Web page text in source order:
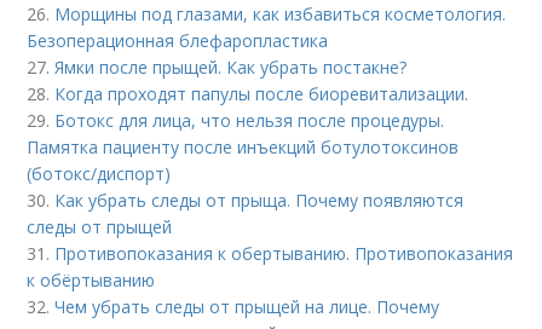
26. Морщины под глазами, как избавиться косметология.
Безоперационная блефаропластика
27.Ямки после прыщей. Как убрать постакне?
28. Когда проходят папулы после биоревитализации.
29. Ботокс для лица, что нельзя после процедуры.
Памятка пациенту после инъекций ботулотоксинов
(ботокс/диспорт)
30. Как убрать следы от прыща. Почему появляются
следы от прыщей
31. Противопоказания к обертыванию. Противопоказания
к обёртыванию
32.Чем убрать следы от прыщей на лице. Почему